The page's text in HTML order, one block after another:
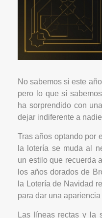
No sabemos si este
pero lo que sí
ha sorprendido con
dejar indiferente a
Tras años optando por
la lotería se muda al
un estilo que recuerda
los años dorados de
la Lotería de Navidad
para dar una
Las líneas rectas y la